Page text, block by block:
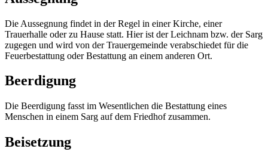
Die Aussegnung findet in der Regel in einer Kirche, einer
Trauerhalle oder zu Hause statt. Hier ist der Leichnam bzw. der Sarg
zugegen und wird von der Trauergemeinde verabschiedet für die
Feuerbestattung oder Bestattung an einem anderen Ort.
Beerdigung
Die Beerdigung fasst im Wesentlichen die Bestattung eines
Menschen in einem Sarg auf dem Friedhof zusammen.
Beisetzung